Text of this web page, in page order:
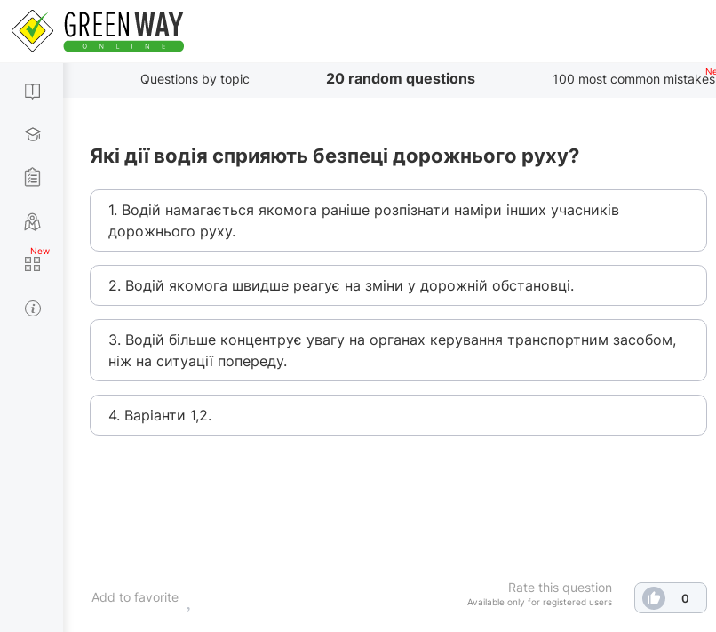
Questions by topic 20 random questions 100 most common mistakes
Які дії водія сприяють безпеці дорожнього руху?
1. Водій намагається якомога раніше розпізнати наміри інших учасників
дорожнього руху.
2. Водій якомога швидше реагує на зміни у дорожній обстановці.
3. Водій більше концентрує увагу на органах керування транспортним засобом,
ніж на ситуації попереду.
4. Варіанти 1,2.
Rate this question
Available only for registered users 0
Add to favorite